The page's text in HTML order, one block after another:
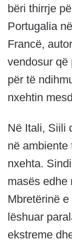
bëri thirrje
Portugalia
Francë,
vendosur që
për të
nxehtin
Në Itali, Siili
në ambiente
nxehta.
masës edhe
Mbretërinë
lëshuar
ekstreme